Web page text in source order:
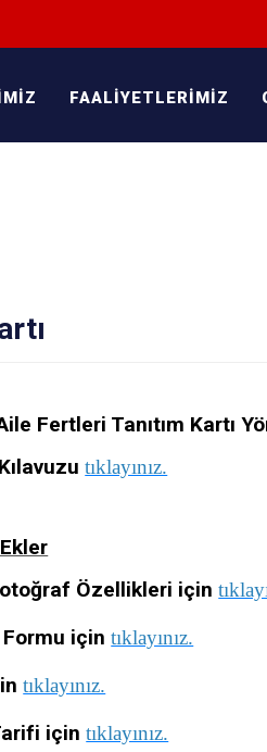
FAALİYETLERİMİZ
Fertleri Tanıtım Kartı
tıklayınız.
Fotoğraf Özellikleri için
Formu içintıklayınız.
tıklayınız.
içintıklayınız.